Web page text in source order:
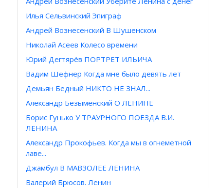
Илья Сельвинский Эпиграф
Андрей Вознесенский В Шушенском
Николай Асеев Колесо времени
Юрий Дегтярёв ПОРТРЕТ ИЛЬИЧА
Вадим Шефнер Когда мне было девять лет
Демьян Бедный НИКТО НЕ ЗНАЛ...
Александр Безыменский О ЛЕНИНЕ
Борис Гунько У ТРАУРНОГО ПОЕЗДА В.И.
ЛЕНИНА
Александр Прокофьев. Когда мы в огнеметной
лаве...
Джамбул В МАВЗОЛЕЕ ЛЕНИНА
Валерий Брюсов. Ленин